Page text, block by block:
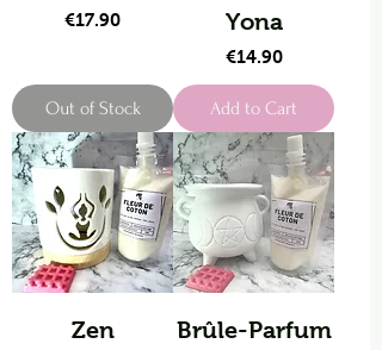
Price
€17.90
Out of Stock
Yona
Price
€14.90
Add to Cart
Zen
Brûle-Parfum